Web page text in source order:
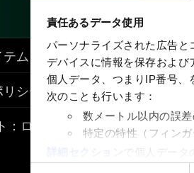
責任あるデータ使用
パーソナライズされた広告と
デバイスに情報を保存およ
個人データ、つまりIP番号、
次のことも行います：
数メートル以内の誤
特定の特性（フィン
で個人デー
ム
シー
：ローグメイジ